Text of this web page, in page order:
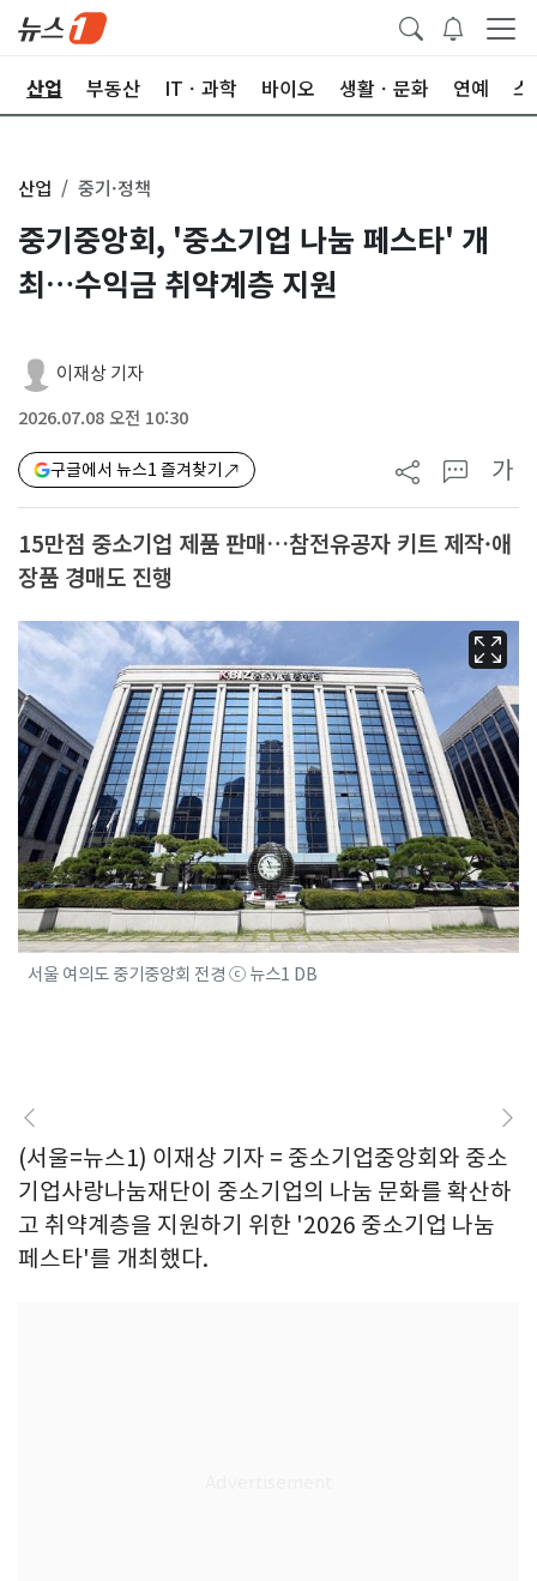
산업 부동산 ITㆍ과학 바이오 생활ㆍ문화 연예 스
산업 중기·정책
중기중앙회, '중소기업 나눔 페스타' 개
최…수익금 취약계층 지원
이재상 기자
2026.07.08 오전 10:30
구글에서 뉴스1 즐겨찾기 가
15만점 중소기업 제품 판매…참전유공자 키트 제작·애
장품 경매도 진행
서울 여의도 중기중앙회 전경 ⓒ 뉴스1 DB
(서울=뉴스1) 이재상 기자 = 중소기업중앙회와 중소
기업사랑나눔재단이 중소기업의 나눔 문화를 확산하
고 취약계층을 지원하기 위한 '2026 중소기업 나눔
페스타'를 개최했다.